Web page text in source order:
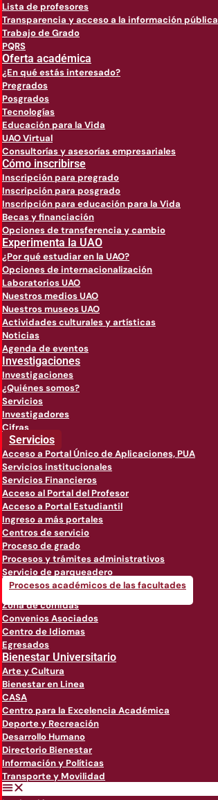
Lista de profesores
Transparencia y acceso a la información pública
Trabajo de Grado
PQRS
Oferta académica
¿En qué estás interesado?
Pregrados
Posgrados
Tecnologías
Educación para la Vida
UAO Virtual
Consultorías y asesorías empresariales
Cómo inscribirse
Inscripción para pregrado
Inscripción para posgrado
Inscripción para educación para la Vida
Becas y financiación
Opciones de transferencia y cambio
Experimenta la UAO
¿Por qué estudiar en la UAO?
Opciones de internacionalización
Laboratorios UAO
Nuestros medios UAO
Nuestros museos UAO
Actividades culturales y artísticas
Noticias
Agenda de eventos
Investigaciones
Investigaciones
¿Quiénes somos?
Servicios
Investigadores
Cifras
Servicios
Acceso a Portal Único de Aplicaciones, PUA
Servicios institucionales
Servicios Financieros
Acceso al Portal del Profesor
Acceso a Portal Estudiantil
Ingreso a más portales
Centros de servicio
Proceso de grado
Procesos y trámites administrativos
Servicio de parqueadero
Procesos académicos de las facultades
Zona de comidas
Convenios Asociados
Centro de Idiomas
Egresados
Bienestar Universitario
Arte y Cultura
Bienestar en Linea
CASA
Centro para la Excelencia Académica
Deporte y Recreación
Desarrollo Humano
Directorio Bienestar
Información y Políticas
Transporte y Movilidad